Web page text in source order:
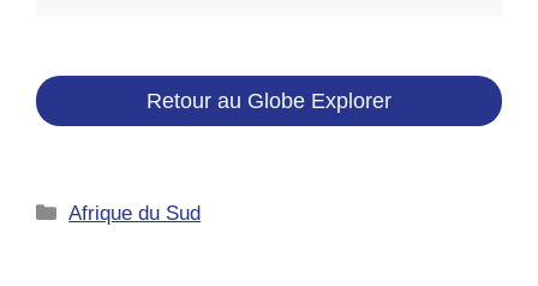
Retour au Globe Explorer
Catégories
Afrique du Sud